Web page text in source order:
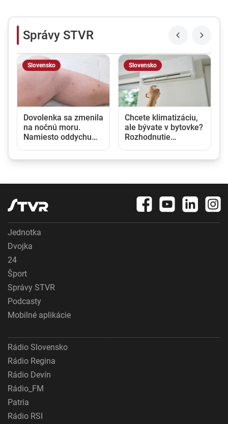
Správy STVR
Slovensko
Dovolenka sa zmenila
na nočnú moru.
Namiesto oddychu
Slovensko
Chcete klimatizáciu,
ale bývate v bytovke?
Rozhodnutie
Jednotka
Dvojka
24
Šport
Správy STVR
Podcasty
Mobilné aplikácie
Rádio Slovensko
Rádio Regina
Rádio Devín
Rádio_FM
Patria
Rádio RSI